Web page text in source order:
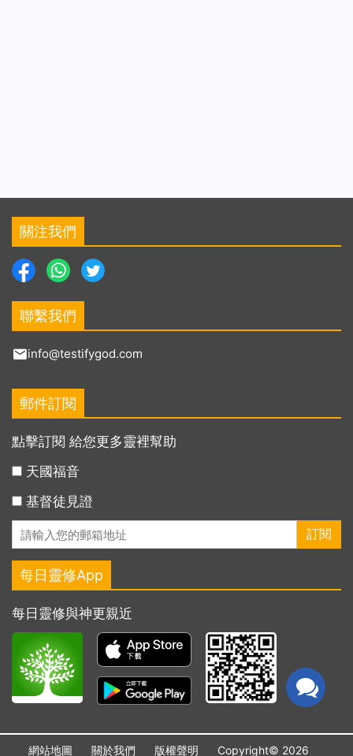
關注我們
聯繫我們
info@testifygod.com
郵件訂閱
點擊訂閱 給您更多靈裡幫助
天國福音
基督徒見證
每日靈修App
每日靈修與神更親近
網站地圖 關於我們 版權聲明 Copyright© 2026